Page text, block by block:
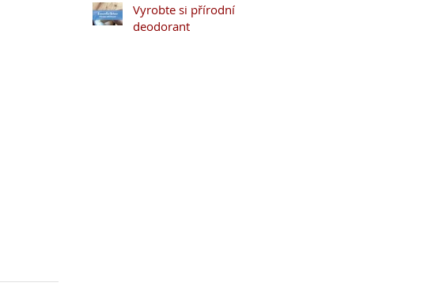
Vyrobte si přírodní
deodorant